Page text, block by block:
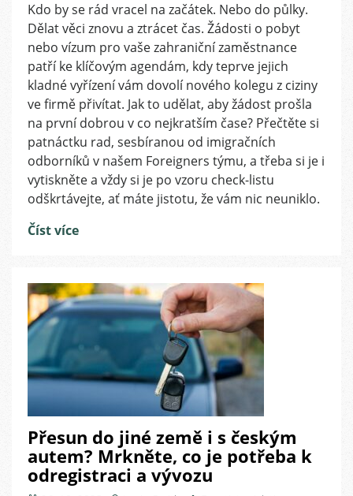
tipů,
jak
bez
zbytečného
zdržování
uspět
s
žádostí
pobyt
vízum
Kdo by se rád vracel na začátek. Nebo do půlky.
Dělat věci znovu a ztrácet čas. Žádosti o pobyt
nebo vízum pro vaše zahraniční zaměstnance
patří ke klíčovým agendám, kdy teprve jejich
kladné vyřízení vám dovolí nového kolegu z ciziny
ve firmě přivítat. Jak to udělat, aby žádost prošla
na první dobrou v co nejkratším čase? Přečtěte si
patnáctku rad, sesbíranou od imigračních
odborníků v našem Foreigners týmu, a třeba si je i
vytiskněte a vždy si je po vzoru check-listu
odškrtávejte, ať máte jistotu, že vám nic neuniklo.
Číst více
Přesun do jiné země i s českým
autem? Mrkněte, co je potřeba k
odregistraci a vývozu